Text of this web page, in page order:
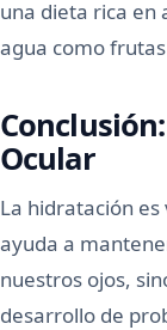
una dieta rica en
agua como
Ocular
La hidratación
ayuda a
nuestros ojos,
desarrollo de